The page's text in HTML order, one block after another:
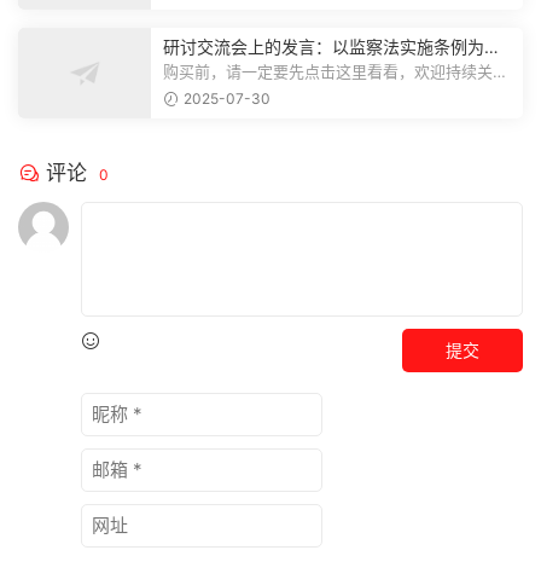
研讨交流会上的发言：以监察法实施条例为纲
推动巡察工作高质量发展
购买前，请一定要先点击这里看看，欢迎持续关
注，精彩模板每天推送预览结束，本文...
2025-07-30
评论 0
提交